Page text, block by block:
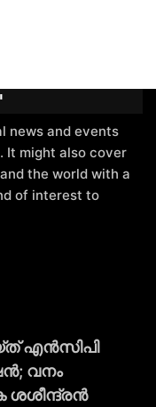
news and events
It might also cover
the world with a
of interest to
എന്‍സിപി
വനം
ശശീന്ദ്രന്‍